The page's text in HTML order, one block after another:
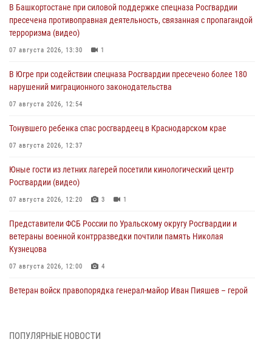
В Башкортостане при силовой поддержке спецназа Росгвардии
пресечена противоправная деятельность, связанная с пропагандой
терроризма (видео)
07 августа 2026, 13:30 1
В Югре при содействии спецназа Росгвардии пресечено более 180
нарушений миграционного законодательства
07 августа 2026, 12:54
Тонувшего ребенка спас росгвардеец в Краснодарском крае
07 августа 2026, 12:37
Юные гости из летних лагерей посетили кинологический центр
Росгвардии (видео)
07 августа 2026, 12:20 3 1
Представители ФСБ России по Уральскому округу Росгвардии и
ветераны военной контрразведки почтили память Николая
Кузнецова
07 августа 2026, 12:00 4
Ветеран войск правопорядка генерал-майор Иван Пияшев – герой
ПОПУЛЯРНЫЕ НОВОСТИ